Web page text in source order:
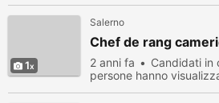
1
Salerno
Chef de rang
2 anni fa Candidati in
persone hanno